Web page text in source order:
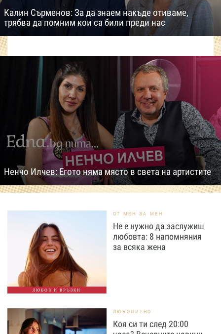
Калин Сърменов: За да знаем накъде отиваме,
трябва да помним кои са били преди нас
Ненчо Илчев: Егото няма място в света на артистите
ЛЮБОВ И ВРЪЗКИ
ОТ МЕН ЗА МЕН
Не е нужно да заслужиш
любовта: 8 напомняния
за всяка жена
ЛЮБОПИТНО
Коя си ти след 20:00